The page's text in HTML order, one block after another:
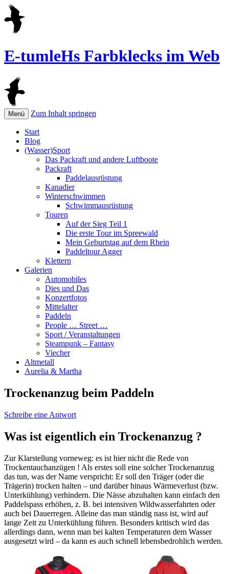
E-tumleHs Farbklecks im Web
Menü Zum Inhalt springen
Start
Blog
(Wasser)Sport
Das Packraft und andere Luftboote
Packraft
Paddelausrüstung
Kanadier
Winterschwimmen
Schwimmausrüstung
Touren
Auf der Sieg Teil 1
Die erste Tour im Spreewald
Mein Geburtstag auf dem Rhein
Paddeltour Agger
Klettern
Galerien
Automobiles
Dies und Das
Konzertfotos
Mittelalter
Paddeln
People … Street …
Sport / Veranstaltungen
Steampunk – Fantasy
Viecher
Altmetall
Aurelia & Martha
Trockenanzug beim Paddeln
Schreibe eine Antwort
Was ist eigentlich ein Trockenanzug ?
Zur Klarstellung vorneweg: es ist hier nicht die Rede von
Trockentauchanzügen ! Als erstes soll eine solcher Trockenanzug
das tun, was der Name verspricht: Er soll den Träger (oder die
Trägerin) trocken halten – und darüber hinaus Wärmeverlust (bzw.
Unterkühlung) verhindern. Die Nässe abzuhalten kann einfach den
Paddelspass erhöhen, z. B. bei intensiven Wildwasserfahrten oder
auch bei Dauerregen. Alleine das man ständig nass ist, wird auf
lange Zeit zu Unterkühlung führen. Besonders kritisch wird das
allerdings dann, wenn man bei kalten Temperaturen dem Wasser
ausgesetzt wird – da kann es auch schnell lebensbedrohlich werden.